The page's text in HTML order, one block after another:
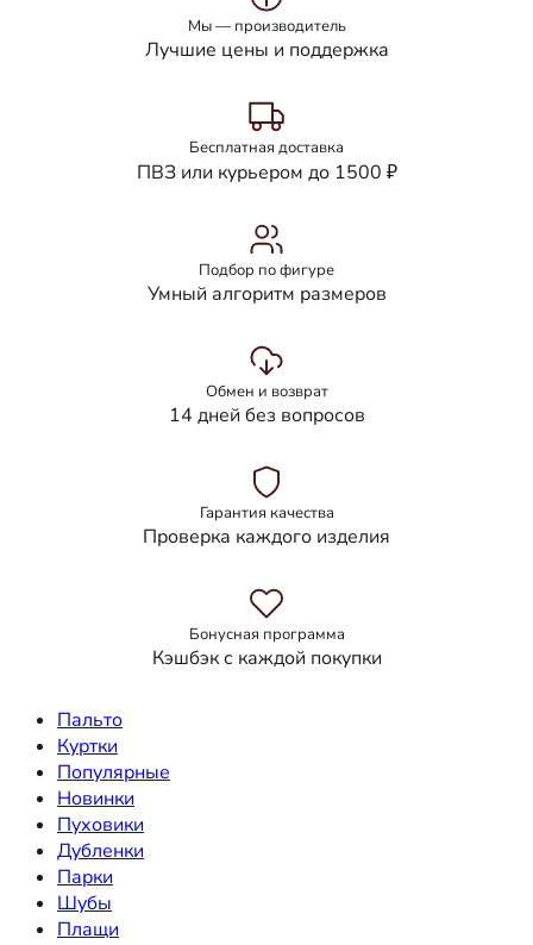
Мы — производитель
Лучшие цены и поддержка
Бесплатная доставка
ПВЗ или курьером до 1500 ₽
Подбор по фигуре
Умный алгоритм размеров
Обмен и возврат
14 дней без вопросов
Гарантия качества
Проверка каждого изделия
Бонусная программа
Кэшбэк с каждой покупки
Пальто
Куртки
Популярные
Новинки
Пуховики
Дубленки
Парки
Шубы
Плащи